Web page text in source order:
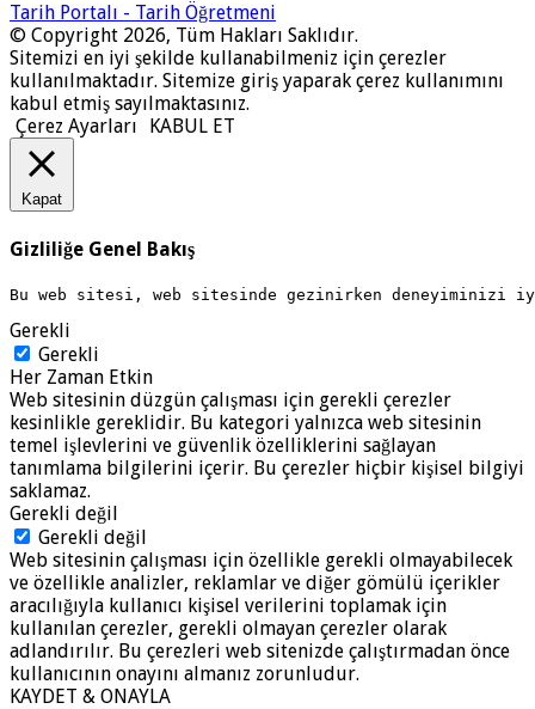
Tarih Portalı - Tarih Öğretmeni
© Copyright 2026, Tüm Hakları Saklıdır.
Sitemizi en iyi şekilde kullanabilmeniz için çerezler
kullanılmaktadır. Sitemize giriş yaparak çerez kullanımını
kabul etmiş sayılmaktasınız.
Çerez Ayarları
KABUL ET
Kapat
Gizliliğe Genel Bakış
Bu web sitesi, web sitesinde gezinirken deneyiminizi
Gerekli
Gerekli
Her Zaman Etkin
Web sitesinin düzgün çalışması için gerekli çerezler
kesinlikle gereklidir. Bu kategori yalnızca web sitesinin
temel işlevlerini ve güvenlik özelliklerini sağlayan
tanımlama bilgilerini içerir. Bu çerezler hiçbir kişisel bilgiyi
saklamaz.
Gerekli değil
Gerekli değil
Web sitesinin çalışması için özellikle gerekli olmayabilecek
ve özellikle analizler, reklamlar ve diğer gömülü içerikler
aracılığıyla kullanıcı kişisel verilerini toplamak için
kullanılan çerezler, gerekli olmayan çerezler olarak
adlandırılır. Bu çerezleri web sitenizde çalıştırmadan önce
kullanıcının onayını almanız zorunludur.
KAYDET & ONAYLA